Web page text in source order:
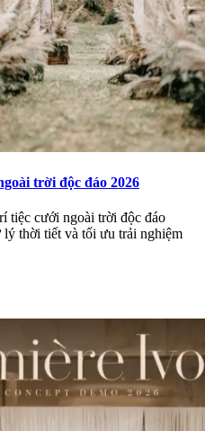
trời độc đáo 2026
tiệc cưới ngoài trời độc đáo
lý thời tiết và tối ưu trải nghiệm